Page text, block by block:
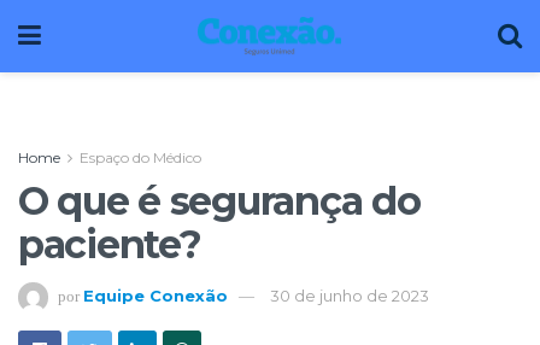
Home Espaço do Médico
O que é segurança do
paciente?
por Equipe Conexão 30 de junho de 2023